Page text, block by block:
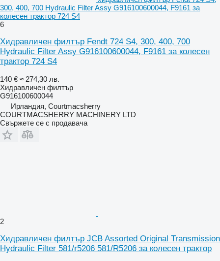
300, 400, 700 Hydraulic Filter Assy G916100600044, F9161 за
колесен трактор 724 S4
6
Хидравличен филтър Fendt 724 S4, 300, 400, 700
Hydraulic Filter Assy G916100600044, F9161 за колесен
трактор 724 S4
140 € ≈ 274,30 лв.
Хидравличен филтър
G916100600044
Ирландия, Courtmacsherry
COURTMACSHERRY MACHINERY LTD
Свържете се с продавача
2
Хидравличен филтър JCB Assorted Original Transmission
Hydraulic Filter 581/r5206 581/R5206 за колесен трактор